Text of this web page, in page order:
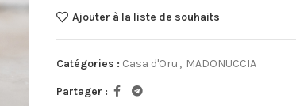
Ajouter à la liste de souhaits
Catégories : Casa d'Oru , MADONUCCIA
Partager :